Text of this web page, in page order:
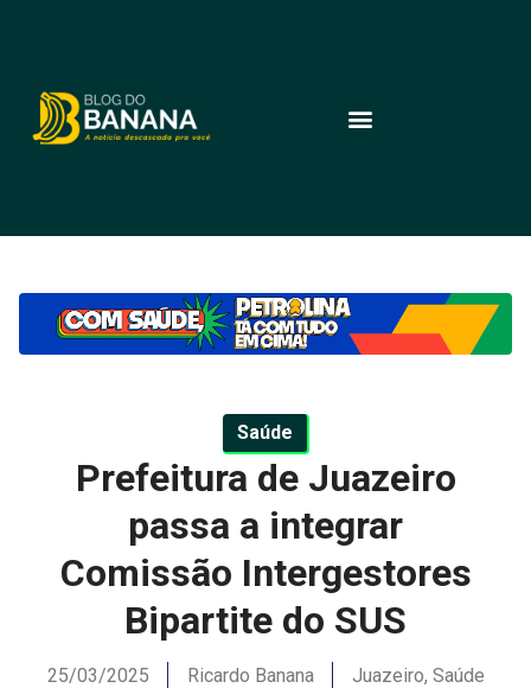
Saúde
Prefeitura de Juazeiro
passa a integrar
Comissão Intergestores
Bipartite do SUS
25/03/2025 Ricardo Banana Juazeiro, Saúde